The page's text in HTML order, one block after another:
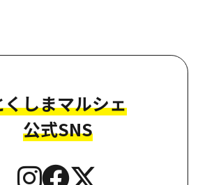
くしまマルシェ
公式SNS